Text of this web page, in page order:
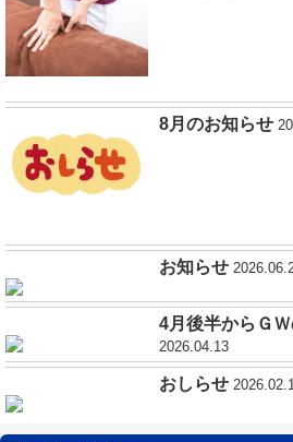
8月のお知らせ
お知らせ
4月後半からＧ
2026.04.13
おしらせ